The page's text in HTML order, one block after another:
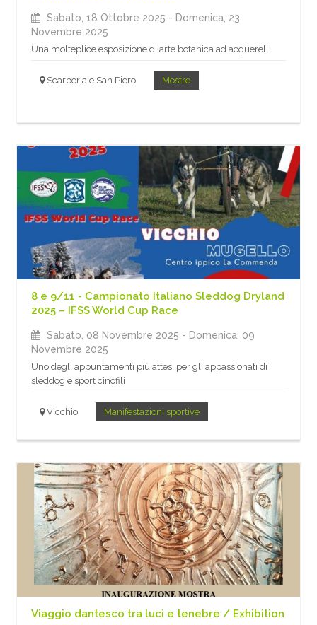
Sabato, 18 Ottobre 2025 - Domenica, 23
Novembre 2025
Una molteplice esposizione di arte botanica ad acquerell
Scarperia e San Piero Mostre
8 e 9/11 - Campionato Italiano Sleddog Dryland
2025 – IFSS World Cup Race
Sabato, 08 Novembre 2025 - Domenica, 09
Novembre 2025
Uno degli appuntamenti più attesi per gli appassionati di
sleddog e sport cinofili
Vicchio Manifestazioni sportive
Viaggio dantesco tra luci e tenebre / Exhibition